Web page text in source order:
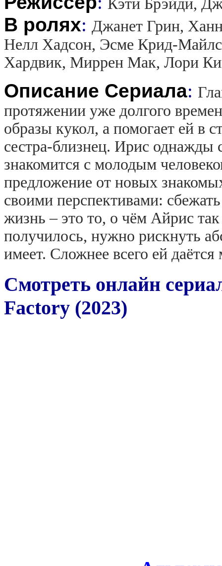
Кэти Брэйди,
В ролях: Джанет Грин,
Нелл Хадсон, Эсме Крид-
Хардвик, Миррен Мак, Лори
Описание Сериала:
протяжении уже долгого
образы кукол, а помогает ей в
сестра-близнец. Ирис однажды
знакомится с молодым
предложение от новых
своими перспективами:
жизнь – это то, о чём Айрис
получилось, нужно рискнуть
имеет. Сложнее всего ей
Смотреть онлайн
Factory (2023)